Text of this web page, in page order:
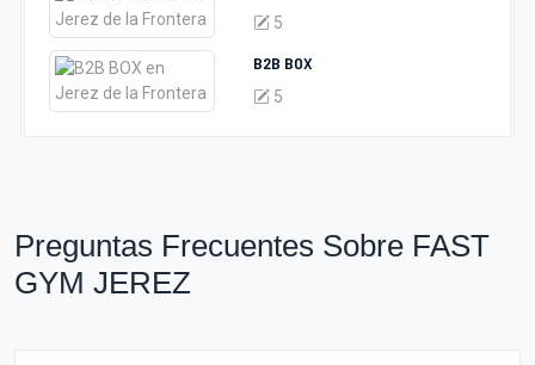
5
B2B BOX
5
Preguntas Frecuentes Sobre FAST
GYM JEREZ